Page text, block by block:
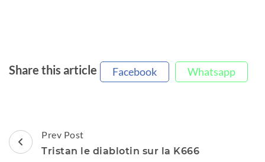
Share this article Facebook Whatsapp
Post
Navigation
Prev Post
Tristan le diablotin sur la K666